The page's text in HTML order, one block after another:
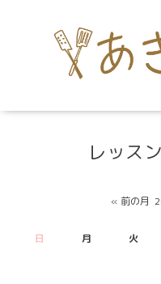
レッス
« 前の月
日 月 火